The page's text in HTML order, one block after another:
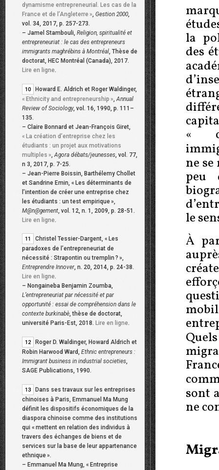
la
des
«
ne
peu
le
À
sont
ne
dynamisme entrepreneurial. Les cas de la
France et de l’Angleterre » ,Gestion 2000
vol. 34, 2017, p. 257-273.
– Jamel Stambouli,Religion, spiritualité et
entrepreneuriat : le cas des entrepreneurs
immigrants maghrébins à Montréal , Thèse de
doctorat, HEC Montréal (Canada), 2017.
Lire en ligne.
10
Howard E. Aldrich et Roger Waldinger,
« Ethnicity and entrepreneurship » ,Annual
Review of Sociology, vol. 16, 1990, p. 111–
135.
– Claire Bonnard et Jean-François Giret,
« La création d’entreprise chez les
étudiants : un projet aux motivations
multiples » ,Agora débats/jeunesses , vol. 77,
n­ 3, 2017, p. 7-25.
– Jean-Pierre Boissin, Barthélemy Chollet
et Sandrine Emin, « Les déterminants de
l’intention de créer une entreprise chez
les étudiants : un test empirique»,
M@n@gement , vol. 12, n. 1, 2009, p. 28-51.
Lire en ligne.
11 Christel Tessier-Dargent, « Les
paradoxes de l’entrepreneuriat de
nécessité : Strapontin ou tremplin ? »,
Entreprendre Innover, n. 20, 2014, p. 24-38.
Lire en ligne.
– Nongaineba Benjamin Zoumba,
L’entrepreneuriat par nécessité et par
opportunité : essai de compréhension dans le
contexte burkinabè, thèse de doctorat,
université Paris-Est, 2018. Lire en ligne.
12
Roger D. Waldinger, Howard Aldrich et
Robin Harwood Ward,Ethnic entrepreneurs :
Immigrant business in industrial societies,
SAGE Publications, 1990.
13
Dans ses travaux sur les entreprises
chinoises à Paris, Emmanuel Ma Mung
définit les dispositifs économiques de la
diaspora chinoise comme des institutions
qui « mettent en relation des individus à
travers des échanges de biens et de
services sur la base de leur appartenance
ethnique».
– Emmanuel Ma Mung, « Entreprise